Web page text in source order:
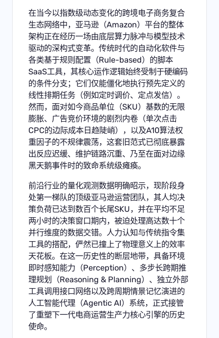
在当今以指数级动态变化的跨境电子商务复合
生态网络中，亚马逊（Amazon）平台的整体
架构正在经历一场由底层算力脉冲与模型技术
驱动的深构式变革。传统时代的自动化软件与
各类基于规则配置（Rule-based）的脚本
SaaS工具，其核心运作逻辑始终受制于硬编码
的条件分支；它们仅能僵化地执行预先定义的
线性排期任务（例如定时调价、定点发信）。
然而，面对如今商品单位（SKU）基数的无限
膨胀、广告竞价环境的剧烈内卷（单次点击
CPC的边际成本日趋陡峭），以及A10算法权
重因子的不规律震荡，这套旧范式已彻底暴露
出反应迟缓、维护链路沉重、乃至在面对边缘
黑天鹅事件时的致命系统级瘫痪。
前沿行业的量化观测数据明确昭示，现阶段身
处第一梯队的顶级亚马逊运营团队，其人均决
策负荷已达到数百个长尾SKU，并在平均不足
两小时的决策窗口期内，被迫处理高达数十个
并行维度的数据交错。人力认知与传统指令集
工具的搭配，俨然已撞上了物理意义上的效率
天花板。在这一历史性的断层地带，具备环境
即时感知能力（Perception）、多步长跨期推
理规划（Reasoning & Planning）、独立外部
工具调用接口网络以及跨周期情景记忆演进的
人工智能代理（Agentic AI）系统，正式接管
了重塑下一代电商运营生产力核心引擎的历史
使命。